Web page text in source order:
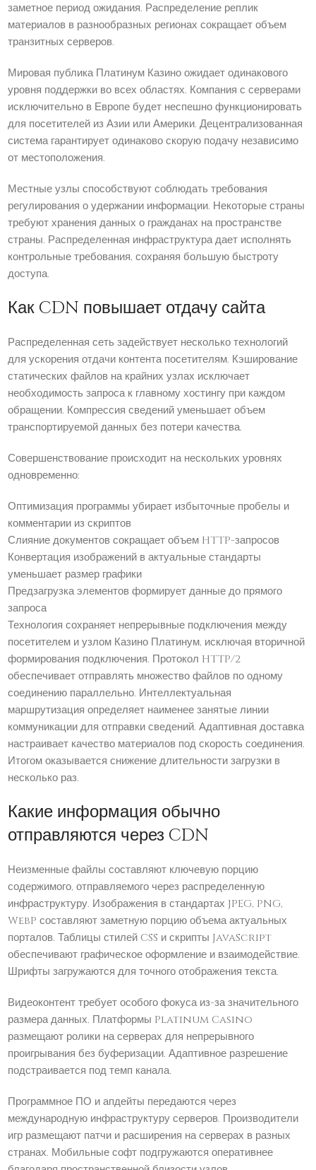
заметное период ожидания. Распределение реплик
материалов в разнообразных регионах сокращает объем
транзитных серверов.
Мировая публика Платинум Казино ожидает одинакового
уровня поддержки во всех областях. Компания с серверами
исключительно в Европе будет неспешно функционировать
для посетителей из Азии или Америки. Децентрализованная
система гарантирует одинаково скорую подачу независимо
от местоположения.
Местные узлы способствуют соблюдать требования
регулирования о удержании информации. Некоторые страны
требуют хранения данных о гражданах на пространстве
страны. Распределенная инфраструктура дает исполнять
контрольные требования, сохраняя большую быстроту
доступа.
Как CDN повышает отдачу сайта
Распределенная сеть задействует несколько технологий
для ускорения отдачи контента посетителям. Кэширование
статических файлов на крайних узлах исключает
необходимость запроса к главному хостингу при каждом
обращении. Компрессия сведений уменьшает объем
транспортируемой данных без потери качества.
Совершенствование происходит на нескольких уровнях
одновременно:
Оптимизация программы убирает избыточные пробелы и
комментарии из скриптов
Слияние документов сокращает объем HTTP-запросов
Конвертация изображений в актуальные стандарты
уменьшает размер графики
Предзагрузка элементов формирует данные до прямого
запроса
Технология сохраняет непрерывные подключения между
посетителем и узлом Казино Платинум, исключая вторичной
формирования подключения. Протокол HTTP/2
обеспечивает отправлять множество файлов по одному
соединению параллельно. Интеллектуальная
маршрутизация определяет наименее занятые линии
коммуникации для отправки сведений. Адаптивная доставка
настраивает качество материалов под скорость соединения.
Итогом оказывается снижение длительности загрузки в
несколько раз.
Какие информация обычно
отправляются через CDN
Неизменные файлы составляют ключевую порцию
содержимого, отправляемого через распределенную
инфраструктуру. Изображения в стандартах JPEG, PNG,
WebP составляют заметную порцию объема актуальных
порталов. Таблицы стилей CSS и скрипты JavaScript
обеспечивают графическое оформление и взаимодействие.
Шрифты загружаются для точного отображения текста.
Видеоконтент требует особого фокуса из-за значительного
размера данных. Платформы Platinum Casino
размещают ролики на серверах для непрерывного
проигрывания без буферизации. Адаптивное разрешение
подстраивается под темп канала.
Программное ПО и апдейты передаются через
международную инфраструктуру серверов. Производители
игр размещают патчи и расширения на серверах в разных
странах. Мобильные софт подгружаются оперативнее